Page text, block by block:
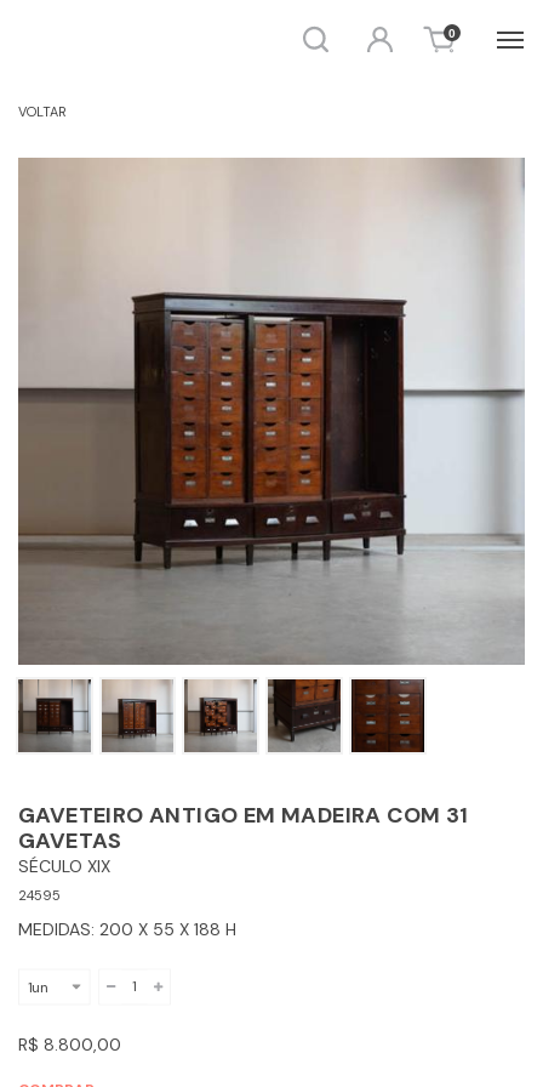
Busca Entrar 0
VOLTAR
GAVETEIRO ANTIGO EM MADEIRA COM 31
GAVETAS
SÉCULO XIX
24595
MEDIDAS: 200 X 55 X 188 H
R$ 8.800,00